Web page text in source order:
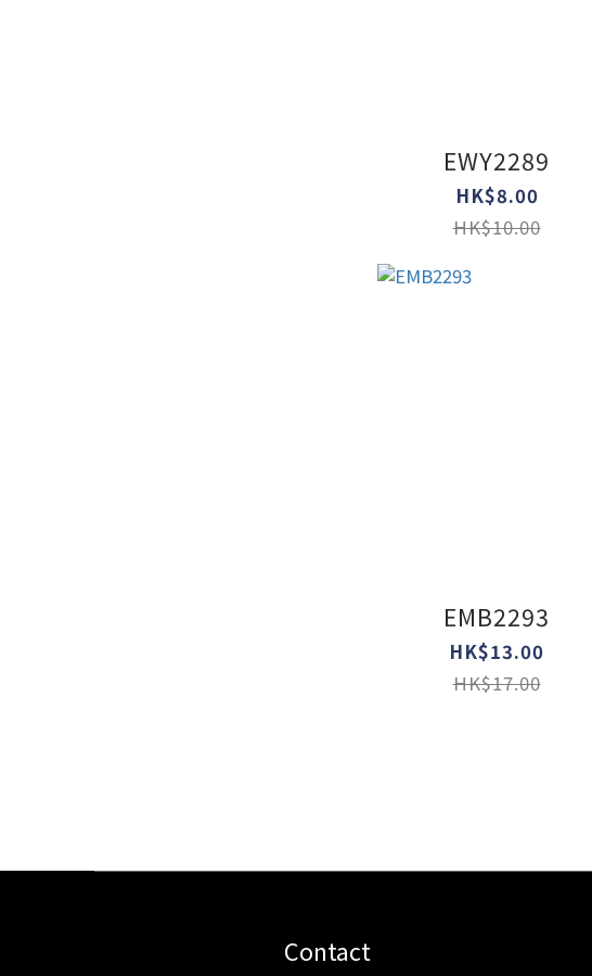
EWY2289
HK$8.00
HK$10.00
EMB2293
HK$13.00
HK$17.00
Contact